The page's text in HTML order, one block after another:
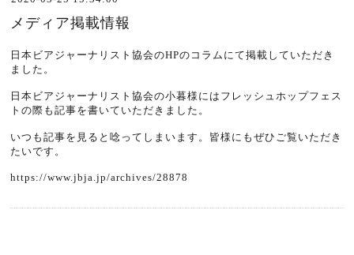
メディア掲載情報
日本ビアジャーナリスト協会のHPのコラムにて掲載していただき
ました。
日本ビアジャーナリスト協会の小暮様にはフレッシュホップフェス
トの際も記事を書いていただきました。
いつも記事を見ると唸ってしまいます。皆様にもぜひご覧いただき
たいです。
https://www.jbja.jp/archives/28878